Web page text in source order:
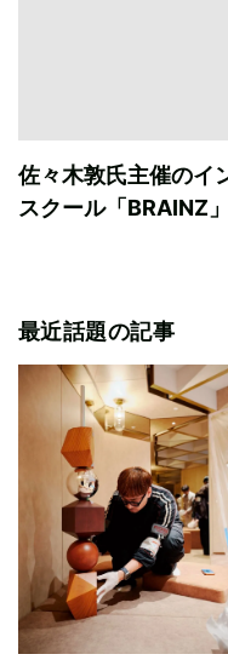
佐々木敦氏主催のイ
スクール「BRAINZ
最近話題の記事